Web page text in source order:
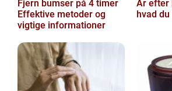
Fjern bumser på 4 timer
Effektive metoder og
vigtige informationer
Ar efter
hvad